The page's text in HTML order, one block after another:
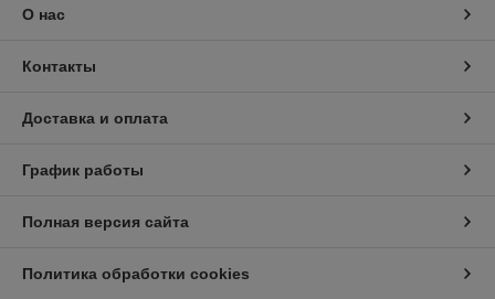
О нас
Контакты
Доставка и оплата
График работы
Полная версия сайта
Политика обработки cookies